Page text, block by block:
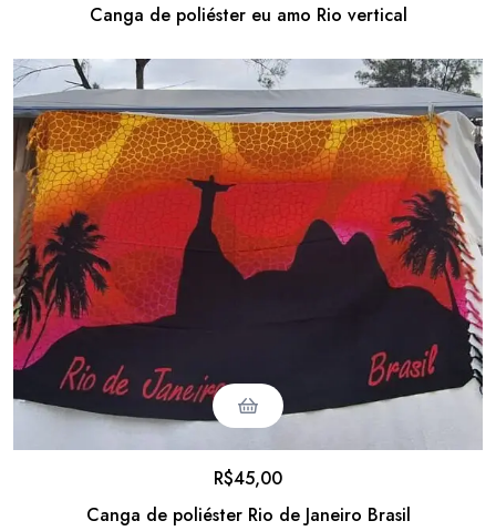
Canga de poliéster eu amo Rio vertical
Canga de poliéster Rio de Janeiro Brasil
R$45,00